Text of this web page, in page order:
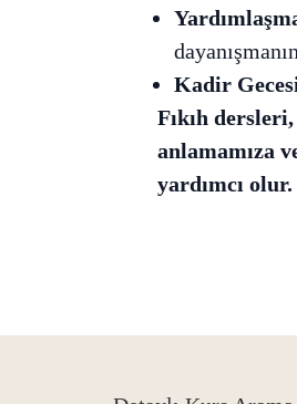
Kadir
Fıkıh
anlamamıza
yardımcı olur.